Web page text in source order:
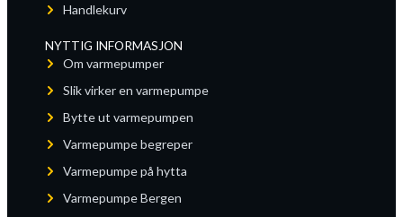
Handlekurv
NYTTIG INFORMASJON
Om varmepumper
Slik virker en varmepumpe
Bytte ut varmepumpen
Varmepumpe begreper
Varmepumpe på hytta
Varmepumpe Bergen